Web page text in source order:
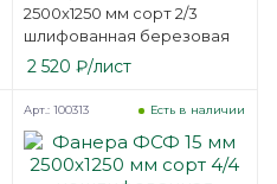
2500х1250 мм сорт 2/3
шлифованная березовая
2 520 ₽/лист
Есть в наличии
Арт.: 100313